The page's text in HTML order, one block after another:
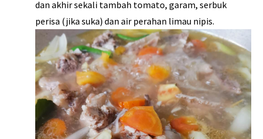
dan akhir sekali tambah tomato, garam, serbuk
perisa (jika suka) dan air perahan limau nipis.